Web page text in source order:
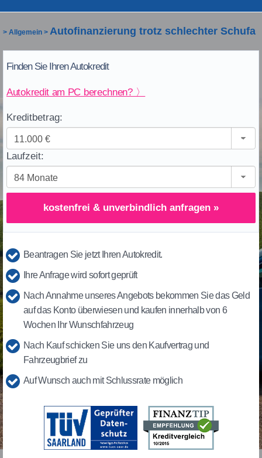
> Allgemein > Autofinanzierung trotz schlechter Schufa
Finden Sie Ihren Autokredit
Autokredit am PC berechnen? 〉
Kreditbetrag:
Laufzeit:
kostenfrei & unverbindlich anfragen »
Beantragen Sie jetzt Ihren Autokredit.
Ihre Anfrage wird sofort geprüft
Nach Annahme unseres Angebots bekommen Sie das Geld
auf das Konto überwiesen und kaufen innerhalb von 6
Wochen Ihr Wunschfahrzeug
Nach Kauf schicken Sie uns den Kaufvertrag und
Fahrzeugbrief zu
Auf Wunsch auch mit Schlussrate möglich